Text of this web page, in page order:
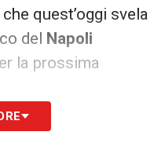
che quest’oggi svela
del Napoli
la prossima
, che sogna la